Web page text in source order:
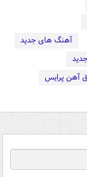
آهنگ های جدید
آهن پرایس